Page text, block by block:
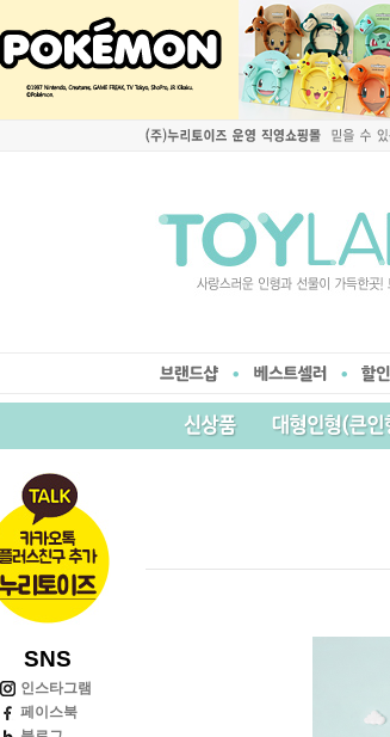
SNS
인스타그램
페이스북